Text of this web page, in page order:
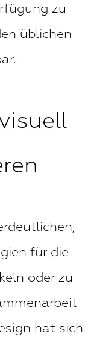
zu
üblichen
für die
oder zu
hat sich